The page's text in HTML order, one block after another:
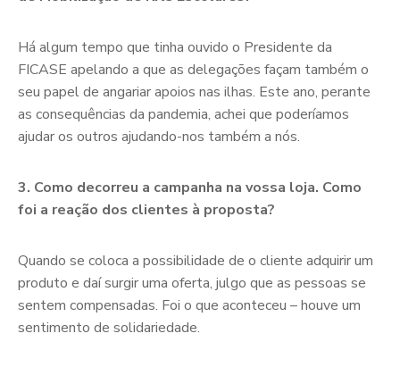
Há algum tempo que tinha ouvido o Presidente da
FICASE apelando a que as delegações façam também o
seu papel de angariar apoios nas ilhas. Este ano, perante
as consequências da pandemia, achei que poderíamos
ajudar os outros ajudando-nos também a nós.
3. Como decorreu a campanha na vossa loja. Como
foi a reação dos clientes à proposta?
Quando se coloca a possibilidade de o cliente adquirir um
produto e daí surgir uma oferta, julgo que as pessoas se
sentem compensadas. Foi o que aconteceu – houve um
sentimento de solidariedade.